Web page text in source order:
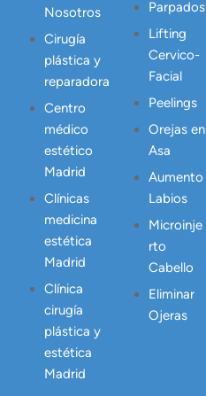
Nosotros
Cirugía
plástica y
reparadora
Centro
médico
estético
Madrid
Clínicas
medicina
estética
Madrid
Clínica
cirugía
plástica y
estética
Madrid
Parpados
Lifting
Cervico-
Facial
Peelings
Orejas en
Asa
Aumento
Labios
Microinje
rto
Cabello
Eliminar
Ojeras